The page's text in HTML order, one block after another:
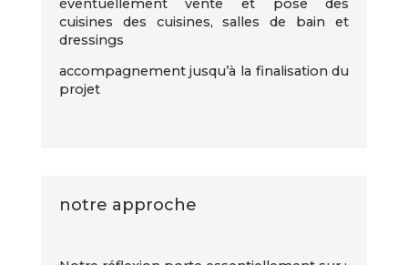
cuisines des cuisines, salles de bain et
dressings
accompagnement jusqu’à la finalisation du
projet
notre approche